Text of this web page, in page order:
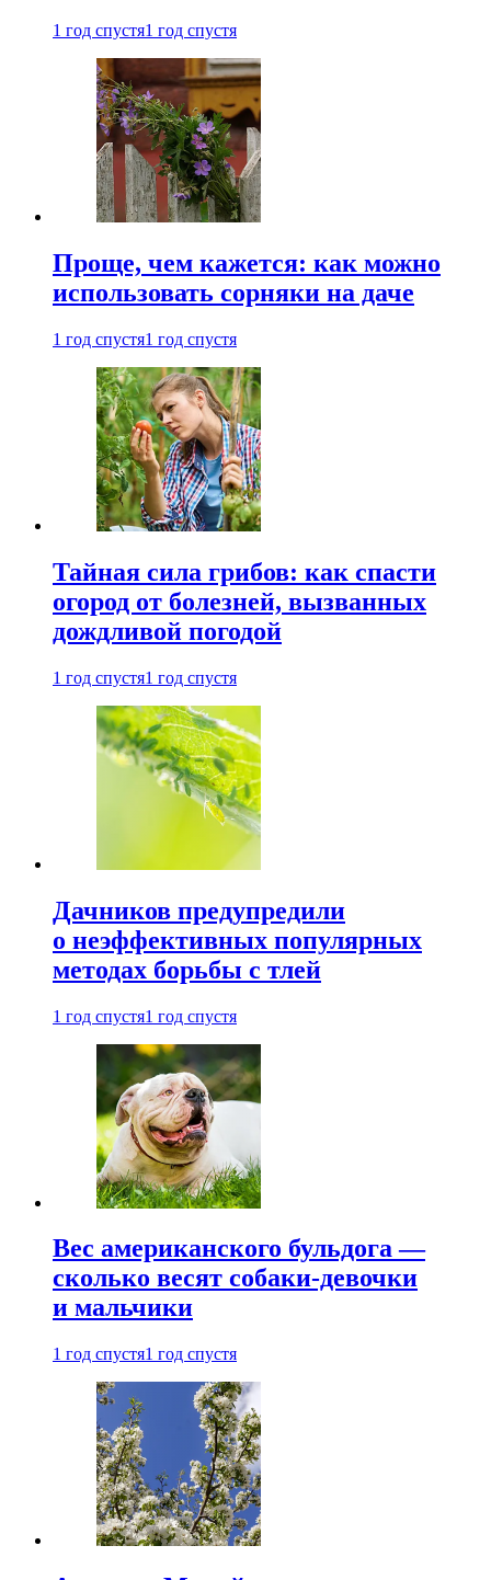
1 год спустя1 год спустя
Проще, чем кажется: как можно
использовать сорняки на даче
1 год спустя1 год спустя
Тайная сила грибов: как спасти
огород от болезней, вызванных
дождливой погодой
1 год спустя1 год спустя
Дачников предупредили
о неэффективных популярных
методах борьбы с тлей
1 год спустя1 год спустя
Вес американского бульдога —
сколько весят собаки-девочки
и мальчики
1 год спустя1 год спустя